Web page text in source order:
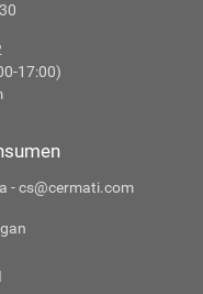
17:00)
- cs@cermati.com